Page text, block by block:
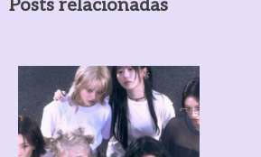
Posts relacionadas